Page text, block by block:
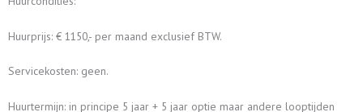
Huurprijs: € 1150,- per maand exclusief BTW.
Servicekosten: geen.
Huurtermijn: in principe 5 jaar + 5 jaar optie maar andere looptijden